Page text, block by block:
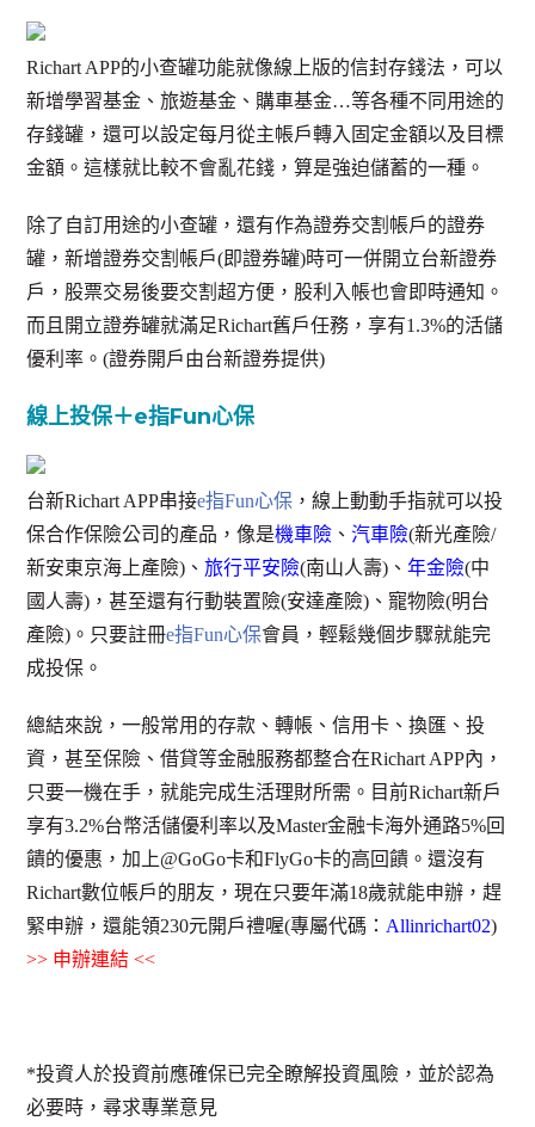
Richart APP的小查罐功能就像線上版的信封存錢法，可以
新增學習基金、旅遊基金、購車基金…等各種不同用途的
存錢罐，還可以設定每月從主帳戶轉入固定金額以及目標
金額。這樣就比較不會亂花錢，算是強迫儲蓄的一種。
除了自訂用途的小查罐，還有作為證券交割帳戶的證券
罐，新增證券交割帳戶(即證券罐)時可一併開立台新證券
戶，股票交易後要交割超方便，股利入帳也會即時通知。
而且開立證券罐就滿足Richart舊戶任務，享有1.3%的活儲
優利率。(證券開戶由台新證券提供)
線上投保＋e指Fun心保
台新Richart APP串接e指Fun心保 ，線上動動手指就可以投
保合作保險公司的產品，像是機車險 、汽車險(新光產險/
新安東京海上產險)、旅行平安險(南山人壽)、年金險(中
國人壽)，甚至還有行動裝置險(安達產險)、寵物險(明台
產險)。只要註冊e指Fun心保會員，輕鬆幾個步驟就能完
成投保。
總結來說，一般常用的存款、轉帳、信用卡、換匯、投
資，甚至保險、借貸等金融服務都整合在Richart APP內，
只要一機在手，就能完成生活理財所需。目前Richart新戶
享有3.2%台幣活儲優利率以及Master金融卡海外通路5%回
饋的優惠，加上@GoGo卡和FlyGo卡的高回饋。還沒有
Richart數位帳戶的朋友，現在只要年滿18歲就能申辦，趕
緊申辦，還能領230元開戶禮喔(專屬代碼： Allinrichart02)
>> 申辦連結 <<
*投資人於投資前應確保已完全瞭解投資風險，並於認為
必要時，尋求專業意見